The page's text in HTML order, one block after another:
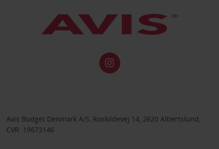
Avis Budget Denmark A/S, Roskildevej 14, 2620 Albertslund,
CVR: 19673146